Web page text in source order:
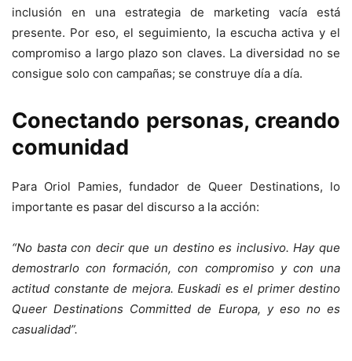
inclusión en una estrategia de marketing vacía está
presente. Por eso, el seguimiento, la escucha activa y el
compromiso a largo plazo son claves. La diversidad no se
consigue solo con campañas; se construye día a día.
Conectando personas, creando
comunidad
Para Oriol Pamies, fundador de Queer Destinations, lo
importante es pasar del discurso a la acción:
“No basta con decir que un destino es inclusivo. Hay que
demostrarlo con formación, con compromiso y con una
actitud constante de mejora. Euskadi es el primer destino
Queer Destinations Committed de Europa, y eso no es
casualidad”.